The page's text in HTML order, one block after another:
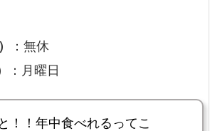
：無休
：月曜日
！！年中食べれるってこ